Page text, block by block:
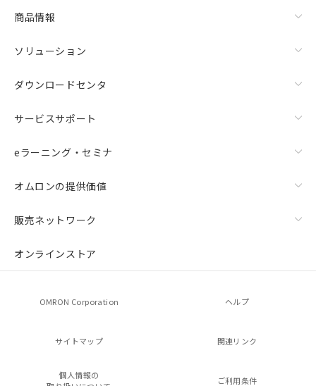
商品情報
ソリューション
ダウンロードセンタ
サービスサポート
eラーニング・セミナ
オムロンの提供価値
販売ネットワーク
オンラインストア
OMRON Corporation ヘルプ
サイトマップ 関連リンク
個人情報の
ご利用条件